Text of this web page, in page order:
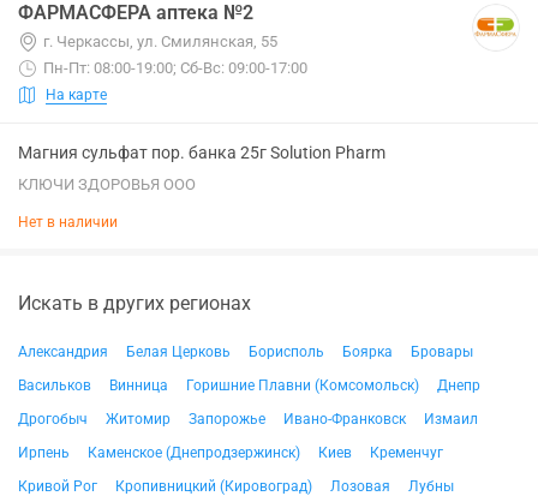
ФАРМАСФЕРА аптека №2
г. Черкассы, ул. Смилянская, 55
Пн-Пт: 08:00-19:00; Сб-Вс: 09:00-17:00
На карте
Магния сульфат пор. банка 25г Solution Pharm
КЛЮЧИ ЗДОРОВЬЯ ООО
Нет в наличии
Искать в других регионах
Александрия Белая Церковь Борисполь Боярка
Бровары
Васильков
Винница Горишние Плавни (Комсомольск)
Днепр
Дрогобыч
Житомир Запорожье Ивано-Франковск
Измаил
Ирпень
Каменское (Днепродзержинск) Киев
Кременчуг
Кривой Рог
Кропивницкий (Кировоград) Лозовая
Лубны